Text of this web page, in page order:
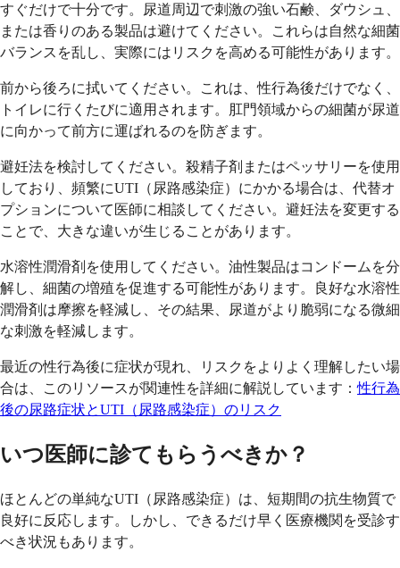
すぐだけで十分です。尿道周辺で刺激の強い石鹸、ダウシュ、
または香りのある製品は避けてください。これらは自然な細菌
バランスを乱し、実際にはリスクを高める可能性があります。
前から後ろに拭いてください。これは、性行為後だけでなく、
トイレに行くたびに適用されます。肛門領域からの細菌が尿道
に向かって前方に運ばれるのを防ぎます。
避妊法を検討してください。殺精子剤またはペッサリーを使用
しており、頻繁にUTI（尿路感染症）にかかる場合は、代替オ
プションについて医師に相談してください。避妊法を変更する
ことで、大きな違いが生じることがあります。
水溶性潤滑剤を使用してください。油性製品はコンドームを分
解し、細菌の増殖を促進する可能性があります。良好な水溶性
潤滑剤は摩擦を軽減し、その結果、尿道がより脆弱になる微細
な刺激を軽減します。
最近の性行為後に症状が現れ、リスクをよりよく理解したい場
合は、このリソースが関連性を詳細に解説しています：性行為
後の尿路症状とUTI（尿路感染症）のリスク
いつ医師に診てもらうべきか？
ほとんどの単純なUTI（尿路感染症）は、短期間の抗生物質で
良好に反応します。しかし、できるだけ早く医療機関を受診す
べき状況もあります。